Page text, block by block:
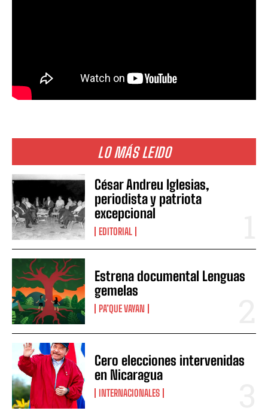
LO MÁS LEIDO
César Andreu Iglesias,
periodista y patriota
excepcional
EDITORIAL
Estrena documental Lenguas
gemelas
PA’QUE VAYAN
Cero elecciones intervenidas
en Nicaragua
INTERNACIONALES